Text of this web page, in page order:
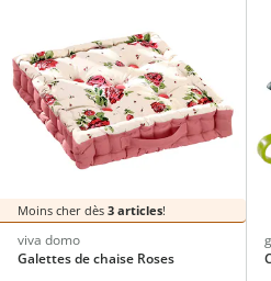
Moins cher dès 3 articles!
viva domo
Galettes de chaise Roses